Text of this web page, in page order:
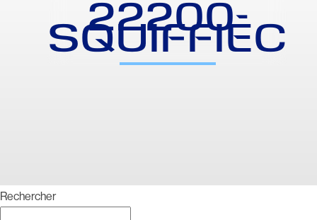
22200-
SQUIFFIEC
Rechercher